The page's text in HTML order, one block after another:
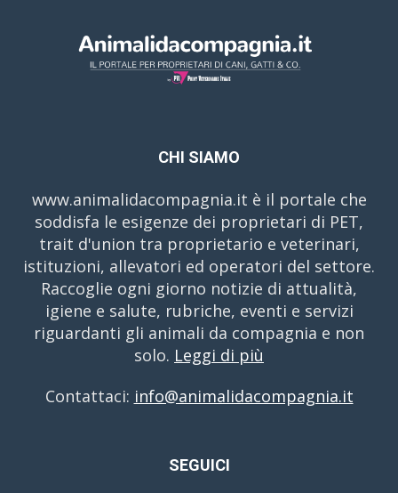
CHI SIAMO
www.animalidacompagnia.it è il portale che
soddisfa le esigenze dei proprietari di PET,
trait d'union tra proprietario e veterinari,
istituzioni, allevatori ed operatori del settore.
Raccoglie ogni giorno notizie di attualità,
igiene e salute, rubriche, eventi e servizi
riguardanti gli animali da compagnia e non
solo. Leggi di più
Contattaci: info@animalidacompagnia.it
SEGUICI